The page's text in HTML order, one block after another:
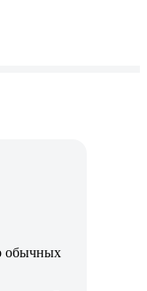
обычных